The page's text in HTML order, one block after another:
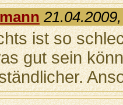
ist so
gut sein